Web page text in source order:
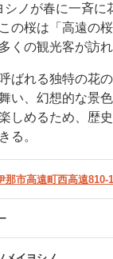
ノが春に一斉に
の桜は「高遠の
くの観光客が訪れ
ばれる独特の花
い、幻想的な景
しめるため、歴
る。
那市高遠町西高遠810-1